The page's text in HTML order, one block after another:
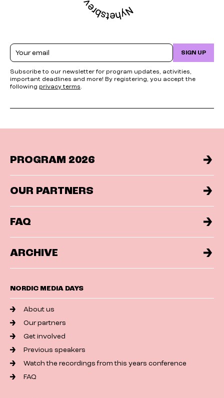
Email SIGN UP
Subscribe to our newsletter for program updates, activities,
important deadlines and more! By registering, you accept the
following privacy terms.
PROGRAM 2026
OUR PARTNERS
FAQ
ARCHIVE
NORDIC MEDIA DAYS
About us
Our partners
Get involved
Previous speakers
Watch the recordings from this years conference
FAQ